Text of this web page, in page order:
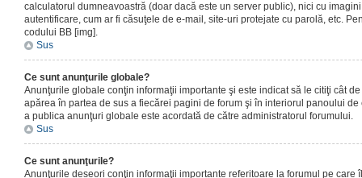
calculatorul dumneavoastră (doar dacă este un server public), nici cu
autentificare, cum ar fi căsuţele de e-mail, site-uri protejate cu parolă, etc.
codului BB [img].
Sus
Ce sunt anunţurile globale?
Anunţurile globale conţin informaţii importante şi este indicat să le citiţi cât
apărea în partea de sus a fiecărei pagini de forum şi în interiorul panoului
a publica anunţuri globale este acordată de către administratorul forumului.
Sus
Ce sunt anunţurile?
Anunţurile deseori conţin informaţii importante referitoare la forumul pe care